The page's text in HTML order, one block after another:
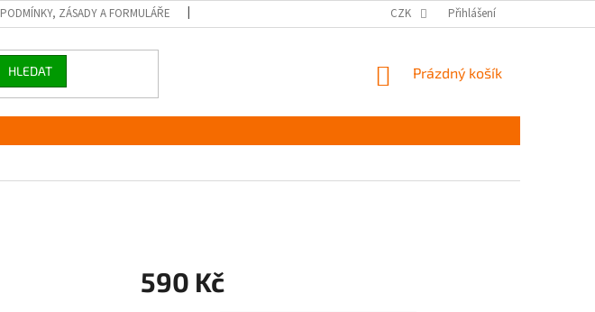
PODMÍNKY, ZÁSADY A FORMULÁŘE JAK PEČOVAT O OBUV
CZK Přihlášení
HLEDAT
NÁKUPNÍ
Prázdný košík
590 Kč